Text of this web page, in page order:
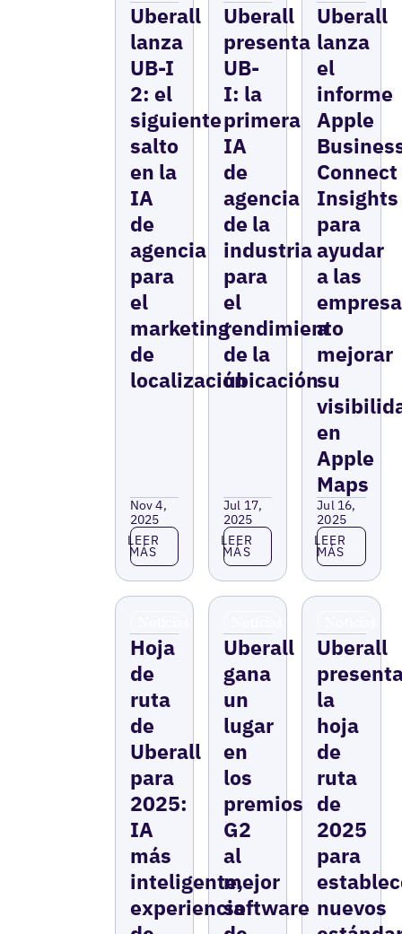
Uberall
lanza
UB-I
2: el
siguiente
salto
en la
IA
de
agencia
para
el
marketing
de
localización
Nov 4,
2025
Leer más
LEER
MÁS
Uberall
presenta
UB-
I: la
primera
IA
de
agencia
de la
industria
para
el
rendimiento
de la
ubicación
Jul 17,
2025
Leer más
LEER
MÁS
Uberall
lanza
el
informe
Apple
Connect
Insights
para
ayudar
a las
a
mejorar
su
en
Apple
Maps
Jul 16,
2025
Leer más
LEER
MÁS
Hoja
de
ruta
de
Uberall
para
2025:
IA
más
inteligente,
experiencia
Uberall
gana
un
lugar
en
los
premios
G2
al
mejor
software
Uberall
la
hoja
de
ruta
de
2025
para
nuevos